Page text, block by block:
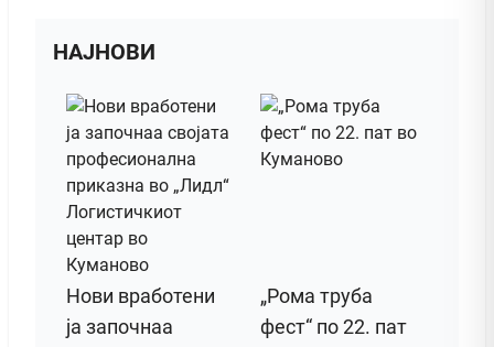
НАЈНОВИ
Нови вработени
ја започнаа
„Рома труба
фест“ по 22. пат